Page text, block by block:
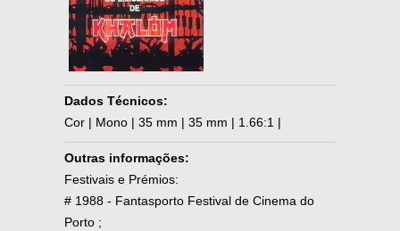
Dados Técnicos:
Cor | Mono | 35 mm | 35 mm | 1.66:1 |
Outras informações:
Festivais e Prémios:
# 1988 - Fantasporto Festival de Cinema do
Porto ;